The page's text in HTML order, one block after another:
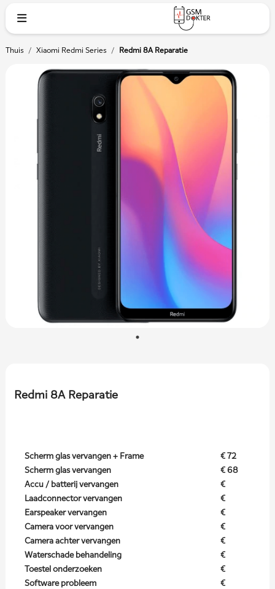
Thuis / Xiaomi Redmi Series / Redmi 8A Reparatie
Redmi 8A Reparatie
Scherm glas vervangen + Frame
€ 72
Scherm glas vervangen
€ 68
Accu / batterij vervangen
€
Laadconnector vervangen
€
Earspeaker vervangen
€
Camera voor vervangen
€
Camera achter vervangen
€
Waterschade behandeling
€
Toestel onderzoeken
€
Software probleem
€